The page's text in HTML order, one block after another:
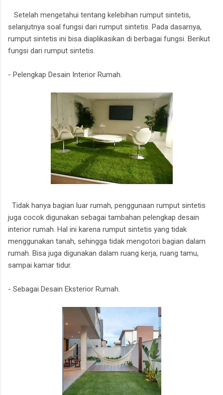
Setelah mengetahui tentang kelebihan rumput sintetis,
selanjutnya soal fungsi dari rumput sintetis. Pada dasarnya,
rumput sintetis ini bisa diaplikasikan di berbagai fungsi. Berikut
fungsi dari rumput sintetis.
- Pelengkap Desain Interior Rumah.
Tidak hanya bagian luar rumah, penggunaan rumput sintetis
juga cocok digunakan sebagai tambahan pelengkap desain
interior rumah. Hal ini karena rumput sintetis yang tidak
menggunakan tanah, sehingga tidak mengotori bagian dalam
rumah. Bisa juga digunakan dalam ruang kerja, ruang tamu,
sampai kamar tidur.
- Sebagai Desain Eksterior Rumah.